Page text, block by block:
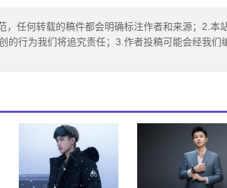
，任何转载的稿件都会明确标注作者和来源；2.本
的行为我们将追究责任；3.作者投稿可能会经我们